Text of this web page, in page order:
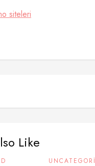
siteleri
Like